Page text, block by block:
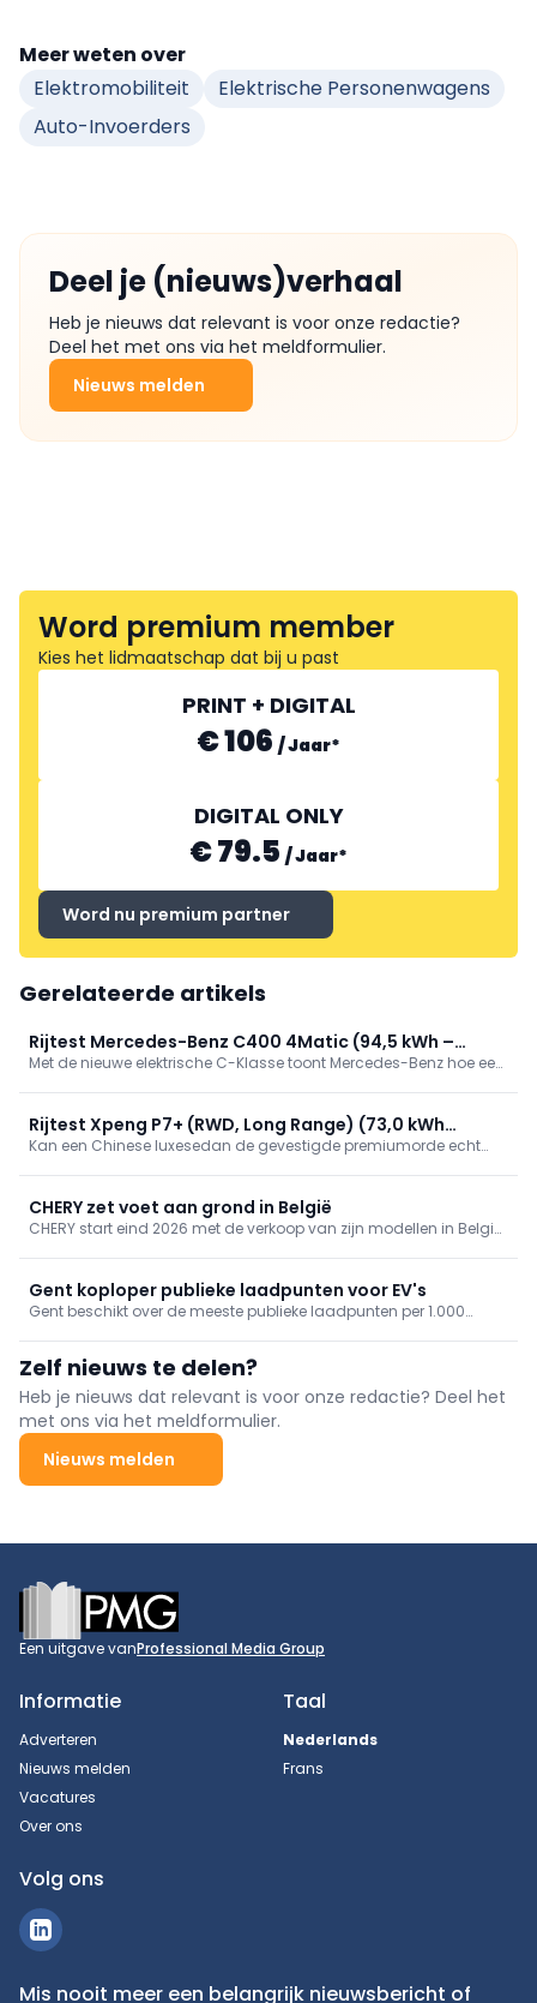
Meer weten over
Elektromobiliteit
Elektrische Personenwagens
Auto-Invoerders
Deel je (nieuws)verhaal
Heb je nieuws dat relevant is voor onze redactie?
Deel het met ons via het meldformulier.
Nieuws melden
Word premium member
Kies het lidmaatschap dat bij u past
PRINT + DIGITAL
€ 106 /Jaar*
DIGITAL ONLY
€ 79.5 /Jaar*
Word nu premium partner
Gerelateerde artikels
Rijtest Mercedes-Benz C400 4Matic (94,5 kWh –
360 kW/489 pk)
Met de nieuwe elektrische C-Klasse toont Mercedes-Benz hoe een
prestaties, efficiëntie, comfort en technologie.
Rijtest Xpeng P7+ (RWD, Long Range) (73,0 kWh
-230 kW/313 pk)
Kan een Chinese luxesedan de gevestigde premiumorde echt
opvallend scherpe prijs-kwaliteitverhouding.
CHERY zet voet aan grond in België
CHERY start eind 2026 met de verkoop van zijn modellen in België
uit de TIGGO-familie.
Gent koploper publieke laadpunten voor EV's
Gent beschikt over de meeste publieke laadpunten per 1.000
brengt de regionale verschillen in kaart.
Zelf nieuws te delen?
Heb je nieuws dat relevant is voor onze redactie? Deel het
met ons via het meldformulier.
Nieuws melden
Footer
Een uitgave vanProfessional Media Group
Informatie
Adverteren
Nieuws melden
Vacatures
Over ons
Taal
Nederlands
Frans
Volg ons
Mis nooit meer een belangrijk nieuwsbericht of